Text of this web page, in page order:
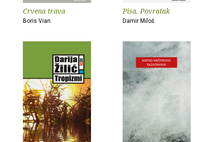
Crvena trava
Boris Vian
Pisa. Povratak
Damir Miloš